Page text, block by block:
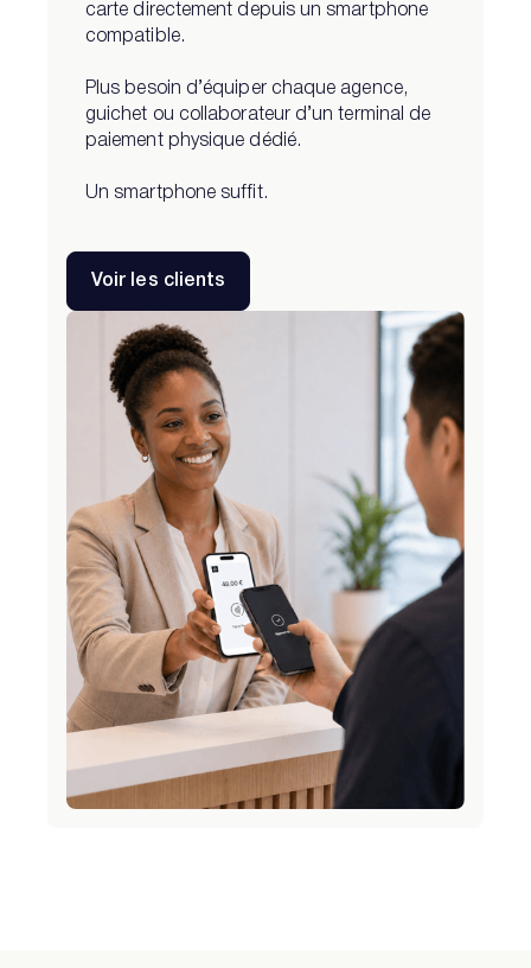
carte directement depuis un smartphone
compatible.
Plus besoin d’équiper chaque agence,
guichet ou collaborateur d’un terminal de
paiement physique dédié.
Un smartphone suffit.
Voir les clients